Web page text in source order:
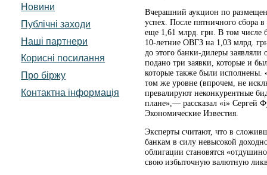
Новини
Публічні заходи
Наші партнери
Корисні посилання
Про біржу
Контактна інформація
Вчерашний аукцион по
успех. После пятничного сбора
еще 1,61 млрд. грн. В том числе
10-летние ОВГЗ на 1,03 млрд.
до этого банки-дилеры
подано три заявки, которые и
которые также были исполнены.
том же уровне (впрочем, не
превалируют неконкурентные
плане»,— рассказал «і» Сергей
Экономические Известия.
Эксперты считают, что в
банкам в силу невысокой
облигации становятся
свою избыточную валютную